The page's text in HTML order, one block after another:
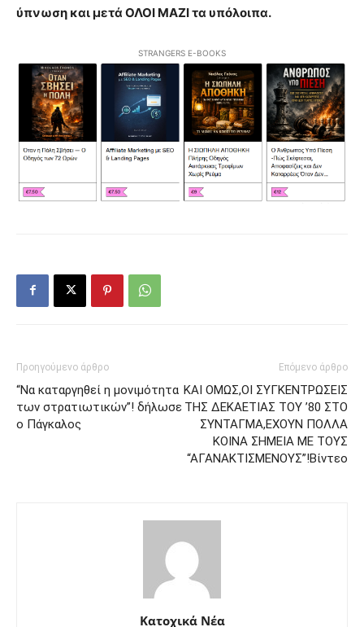
ύπνωση και μετά ΟΛΟΙ ΜΑΖΙ τα υπόλοιπα.
STRANGERS E-BOOKS
Προηγούμενο άρθρο
“Να καταργηθεί η μονιμότητα
των στρατιωτικών”! δήλωσε
ο Πάγκαλος
Επόμενο άρθρο
ΚΑΙ ΟΜΩΣ,ΟΙ ΣΥΓΚΕΝΤΡΩΣΕΙΣ
ΤΗΣ ΔΕΚΑΕΤΙΑΣ ΤΟΥ ’80 ΣΤΟ
ΣΥΝΤΑΓΜΑ,ΕΧΟΥΝ ΠΟΛΛΑ
ΚΟΙΝΑ ΣΗΜΕΙΑ ΜΕ ΤΟΥΣ
“ΑΓΑΝΑΚΤΙΣΜΕΝΟΥΣ”!Βίντεο
Κατοχικά Νέα